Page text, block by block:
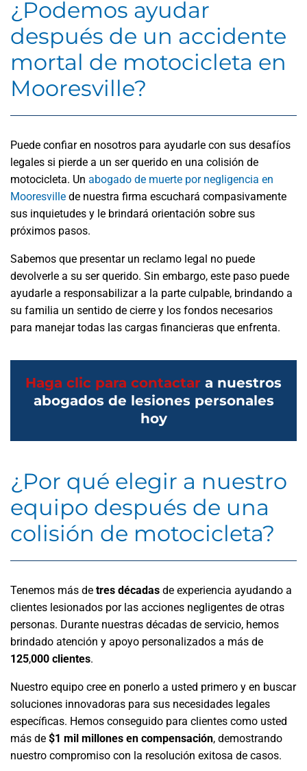
¿Podemos ayudar
después de un accidente
mortal de motocicleta en
Mooresville?
Puede confiar en nosotros para ayudarle con sus desafíos
legales si pierde a un ser querido en una colisión de
motocicleta. Un abogado de muerte por negligencia en
Mooresville de nuestra firma escuchará compasivamente
sus inquietudes y le brindará orientación sobre sus
próximos pasos.
Sabemos que presentar un reclamo legal no puede
devolverle a su ser querido. Sin embargo, este paso puede
ayudarle a responsabilizar a la parte culpable, brindando a
su familia un sentido de cierre y los fondos necesarios
para manejar todas las cargas financieras que enfrenta.
Haga clic para contactar a nuestros
abogados de lesiones personales
hoy
¿Por qué elegir a nuestro
equipo después de una
colisión de motocicleta?
Tenemos más de tres décadas de experiencia ayudando a
clientes lesionados por las acciones negligentes de otras
personas. Durante nuestras décadas de servicio, hemos
brindado atención y apoyo personalizados a más de
125,000 clientes.
Nuestro equipo cree en ponerlo a usted primero y en buscar
soluciones innovadoras para sus necesidades legales
específicas. Hemos conseguido para clientes como usted
más de $1 mil millones en compensación, demostrando
nuestro compromiso con la resolución exitosa de casos.